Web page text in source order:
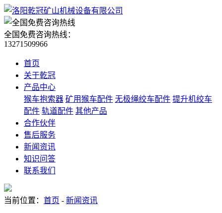
全国免费咨询热线：
13271509966
首页
关于乾冠
产品中心
猴车抱索器 矿用猴车配件 无极绳绞车配件 提升机绞车
配件 轨道配件 其他产品
合作伙伴
售后服务
新闻资讯
知识问答
联系我们
当前位置： 首页 - 新闻资讯